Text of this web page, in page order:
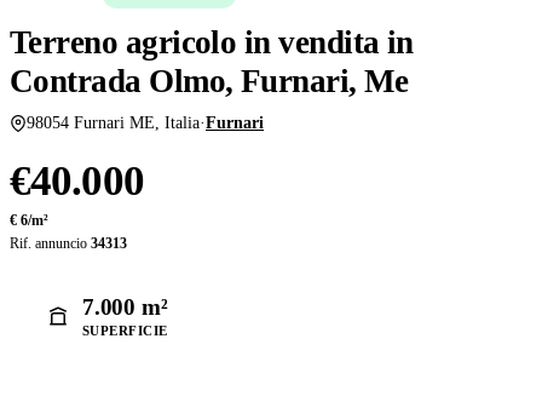
Terreno agricolo in vendita in
Contrada Olmo, Furnari, Me
98054 Furnari ME, Italia·Furnari
€40.000
€ 6/m²
Rif. annuncio 34313
7.000 m²
SUPERFICIE